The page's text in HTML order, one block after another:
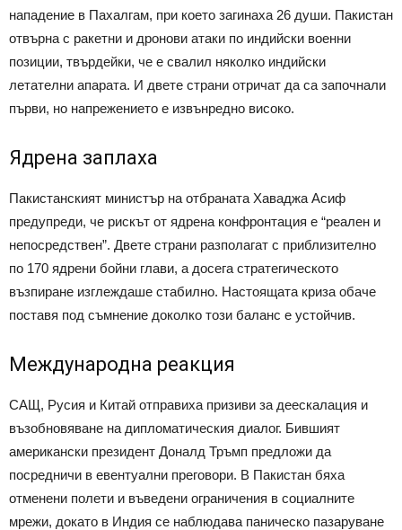
нападение в Пахалгам, при което загинаха 26 души. Пакистан
отвърна с ракетни и дронови атаки по индийски военни
позиции, твърдейки, че е свалил няколко индийски
летателни апарата. И двете страни отричат да са започнали
първи, но напрежението е извънредно високо.
Ядрена заплаха
Пакистанският министър на отбраната Хаваджа Асиф
предупреди, че рискът от ядрена конфронтация е “реален и
непосредствен”. Двете страни разполагат с приблизително
по 170 ядрени бойни глави, а досега стратегическото
възпиране изглеждаше стабилно. Настоящата криза обаче
поставя под съмнение доколко този баланс е устойчив.
Международна реакция
САЩ, Русия и Китай отправиха призиви за деескалация и
възобновяване на дипломатическия диалог. Бившият
американски президент Доналд Тръмп предложи да
посредничи в евентуални преговори. В Пакистан бяха
отменени полети и въведени ограничения в социалните
мрежи, докато в Индия се наблюдава паническо пазаруване